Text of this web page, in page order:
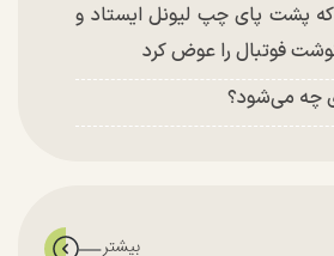
پشت پای چپ لیونل ایستاد و
فوتبال را عوض کرد
چه می‌شود؟